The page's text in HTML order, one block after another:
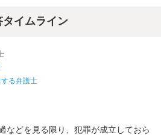
イムライン
る弁護士
などを見る限り、犯罪が成立しておら